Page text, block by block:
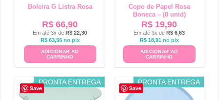
Boleira G Listra Rosa
R$ 66,90
Em até 3x de R$ 22,30
R$63,56 no pix
ADICIONAR AO
CARRINHO
Copo de Papel Rosa
Boneca – (8 unid)
R$ 19,90
Em até 3x de R$ 6,63
R$18,91 no pix
ADICIONAR AO
CARRINHO
Save
PRONTA ENTREGA
Save
PRONTA ENTREGA